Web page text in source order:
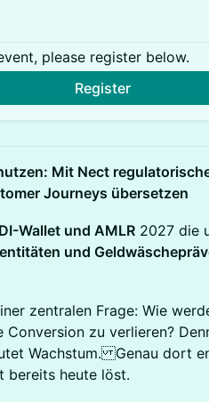
please register below.
Register
Mit Nect
Journeys übersetzen
Wallet und AMLR 2027 die
und
zentralen Frage: Wie
Conversion zu verlieren?
Wachstum. Genau dort
bereits heute löst.